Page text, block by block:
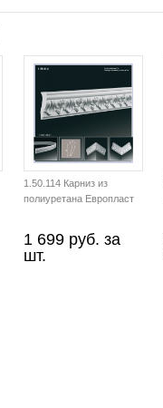
1.50.114 Карниз из
полиуретана Европласт
1 699 руб. за
шт.